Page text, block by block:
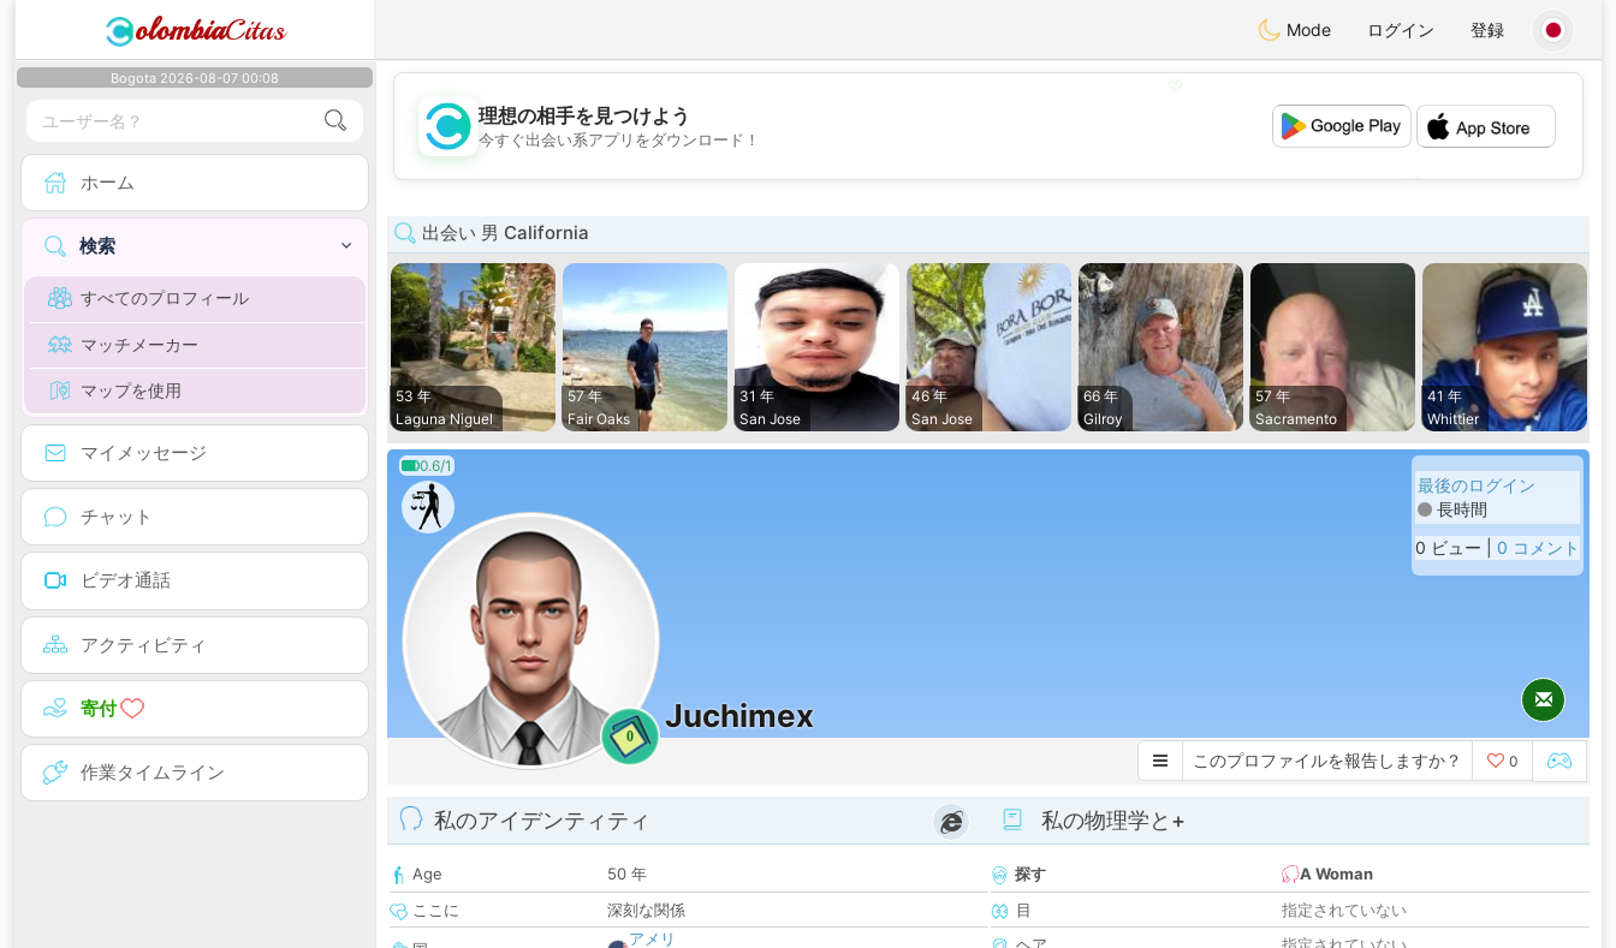
olombiaCitas Mode ログイン 登録
Bogota 2026-08-07 00:08
ホーム
検索
すべてのプロフィール
マッチメーカー
マップを使用
マイメッセージ
チャット
ビデオ通話
アクティビティ
寄付
作業タイムライン
💖
💕
理想の相手を見つけよう
今すぐ出会い系アプリをダウンロード！
出会い 男 California
53 年
Laguna Niguel
57 年
Fair Oaks
31 年
San Jose
46 年
San Jose
66 年
Gilroy
57 年
Sacramento
41 年
Whittier
0.6/1
0
Juchimex
最後のログイン
長時間
0 ビュー | 0 コメント
このプロファイルを報告しますか？ 0
私のアイデンティティ
Age
50 年
ここに
深刻な関係
アメリ
私の物理学と+
探す
A Woman
目
指定されていない